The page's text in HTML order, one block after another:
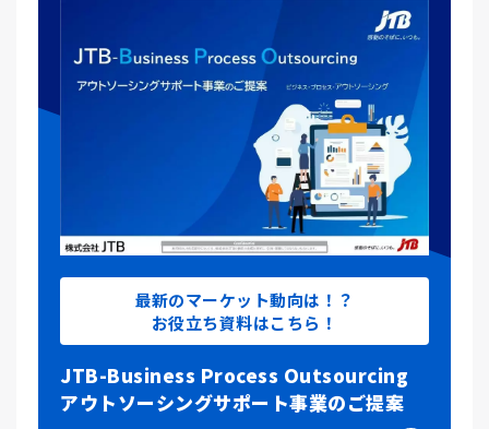
最新のマーケット動向は！？
お役立ち資料はこちら！
JTB-Business Process Outsourcing
アウトソーシングサポート事業のご提案